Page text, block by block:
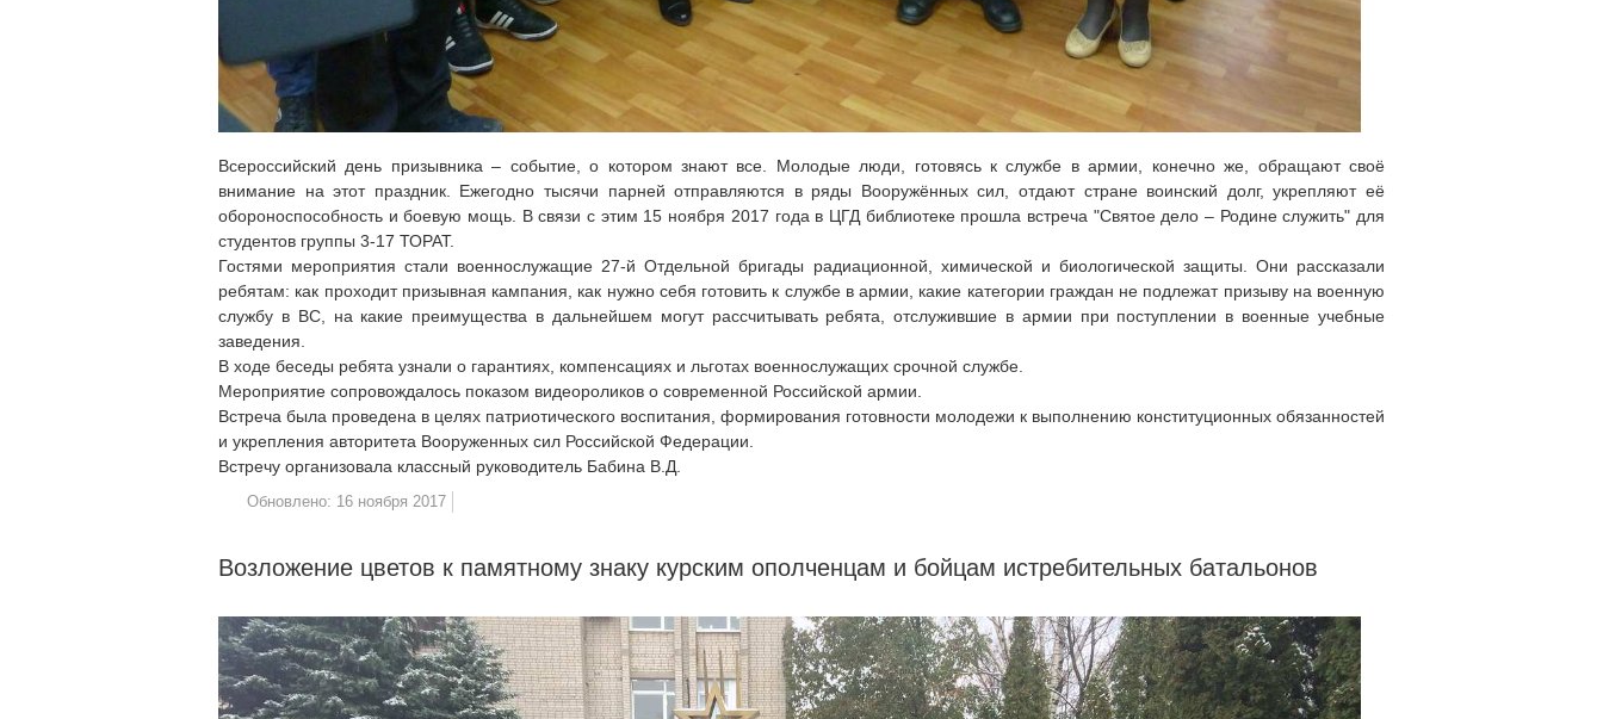
Всероссийский день призывника – событие, о котором знают все. Молодые люди, готовясь к службе в армии, конечно же, обращают своё
внимание на этот праздник. Ежегодно тысячи парней отправляются в ряды Вооружённых сил, отдают стране воинский долг, укрепляют её
обороноспособность и боевую мощь. В связи с этим 15 ноября 2017 года в ЦГД библиотеке прошла встреча "Святое дело – Родине служить" для
студентов группы 3-17 ТОРАТ.
Гостями мероприятия стали военнослужащие 27-й Отдельной бригады радиационной, химической и биологической защиты. Они рассказали
ребятам: как проходит призывная кампания, как нужно себя готовить к службе в армии, какие категории граждан не подлежат призыву на военную
службу в ВС, на какие преимущества в дальнейшем могут рассчитывать ребята, отслужившие в армии при поступлении в военные учебные
заведения.
В ходе беседы ребята узнали о гарантиях, компенсациях и льготах военнослужащих срочной службе.
Мероприятие сопровождалось показом видеороликов о современной Российской армии.
Встреча была проведена в целях патриотического воспитания, формирования готовности молодежи к выполнению конституционных обязанностей
и укрепления авторитета Вооруженных сил Российской Федерации.
Встречу организовала классный руководитель Бабина В.Д.
Обновлено: 16 ноября 2017
Возложение цветов к памятному знаку курским ополченцам и бойцам истребительных батальонов